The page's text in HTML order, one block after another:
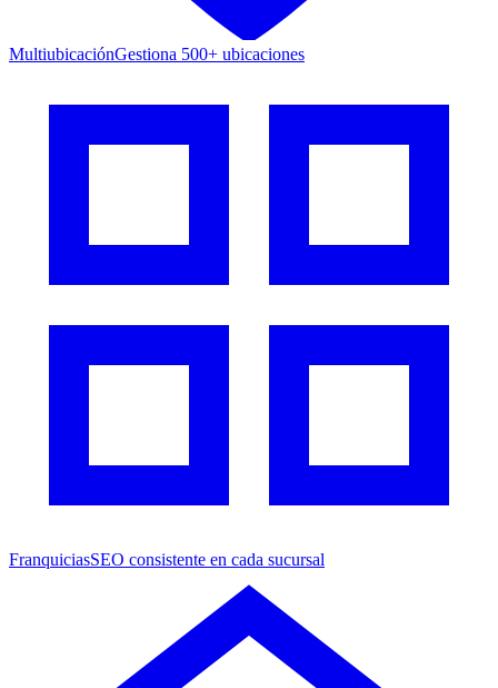
MultiubicaciónGestiona 500+ ubicaciones
FranquiciasSEO consistente en cada sucursal